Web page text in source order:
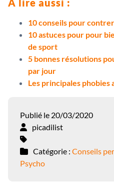
10 conseils pour
10 astuces pour pour
de sport
5 bonnes résolutions
par jour
Les principales phobies
Publié le 20/03/2020
picadilist
Catégorie : Conseils
Psycho